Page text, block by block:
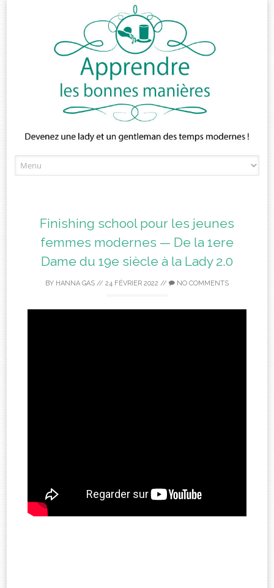
to
Finishing school pour les jeunes
femmes modernes — De la 1ere
Dame du 19e siècle à la Lady 2.0
BY HANNA GAS // 24 FÉVRIER 2022 // NO COMMENTS